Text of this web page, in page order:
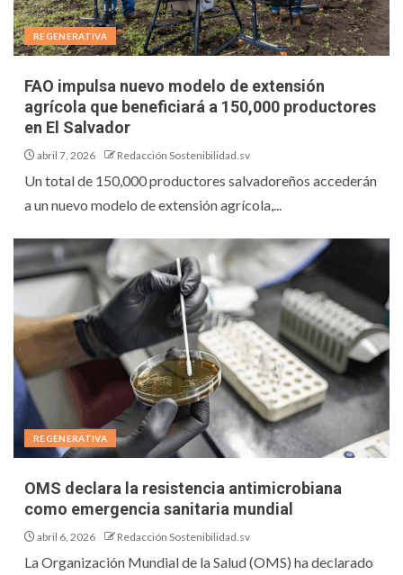
REGENERATIVA
FAO impulsa nuevo modelo de extensión
agrícola que beneficiará a 150,000 productores
en El Salvador
abril 7, 2026 Redacción Sostenibilidad.sv
Un total de 150,000 productores salvadoreños accederán
a un nuevo modelo de extensión agrícola,...
REGENERATIVA
OMS declara la resistencia antimicrobiana
como emergencia sanitaria mundial
abril 6, 2026 Redacción Sostenibilidad.sv
La Organización Mundial de la Salud (OMS) ha declarado